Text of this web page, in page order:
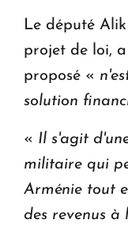
Le député
projet de loi,
proposé «
solution
« Il s'agit
militaire qui
Arménie tout
des revenus à